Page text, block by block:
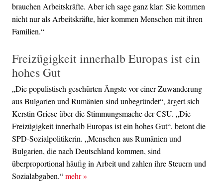
brauchen Arbeitskräfte. Aber ich sage ganz klar: Sie kommen
nicht nur als Arbeitskräfte, hier kommen Menschen mit ihren
Familien.“
Freizügigkeit innerhalb Europas ist ein
hohes Gut
„Die populistisch geschürten Ängste vor einer Zuwanderung
aus Bulgarien und Rumänien sind unbegründet“, ärgert sich
Kerstin Griese über die Stimmungsmache der CSU. „Die
Freizügigkeit innerhalb Europas ist ein hohes Gut“, betont die
SPD-Sozialpolitikerin. „Menschen aus Rumänien und
Bulgarien, die nach Deutschland kommen, sind
überproportional häufig in Arbeit und zahlen ihre Steuern und
Sozialabgaben.“mehr»